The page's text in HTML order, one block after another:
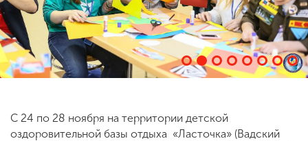
Приемная
комиссия
+7 (831) 262-26-20
С 24 по 28 ноября на территории детской
оздоровительной базы отдыха «Ласточка» (Вадский